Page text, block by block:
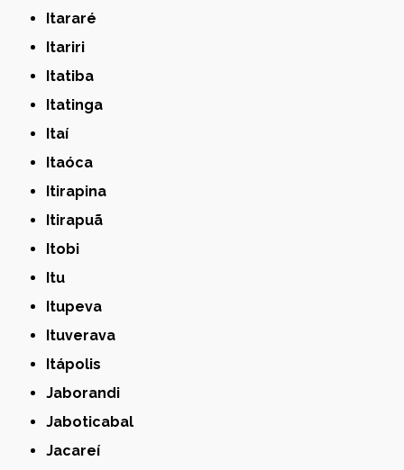
Itararé
Itariri
Itatiba
Itatinga
Itaí
Itaóca
Itirapina
Itirapuã
Itobi
Itu
Itupeva
Ituverava
Itápolis
Jaborandi
Jaboticabal
Jacareí